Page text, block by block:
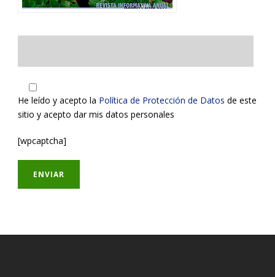
He leído y acepto la Política de Protección de Datos de este
sitio y acepto dar mis datos personales
[wpcaptcha]